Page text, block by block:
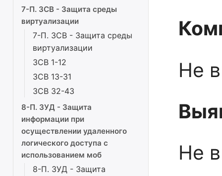
7-П. ЗСВ - Защита среды
виртуализации
7-П. ЗСВ - Защита среды
виртуализации
ЗСВ 1-12
ЗСВ 13-31
ЗСВ 32-43
8-П. ЗУД - Защита
информации при
осуществлении удаленного
логического доступа с
использованием моб
8-П. ЗУД - Защита
Не
Не